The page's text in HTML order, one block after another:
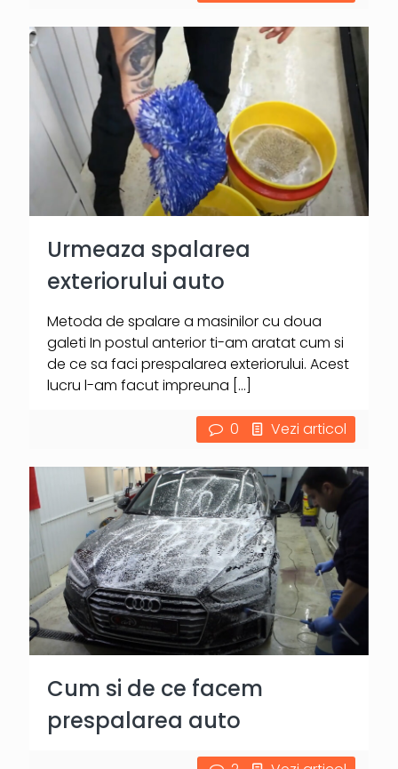
Urmeaza spalarea
exteriorului auto
Metoda de spalare a masinilor cu doua
galeti In postul anterior ti-am aratat cum si
de ce sa faci prespalarea exteriorului. Acest
lucru l-am facut impreuna […]
0 Vezi articol
Cum si de ce facem
prespalarea auto